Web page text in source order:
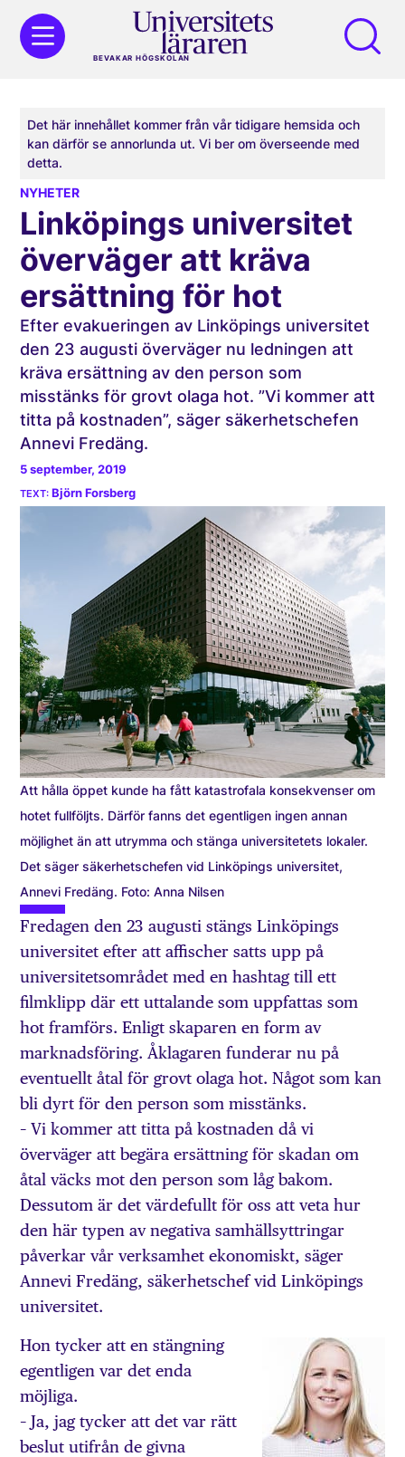
BEVAKAR HÖGSKOLAN
Det här innehållet kommer från vår tidigare hemsida och
kan därför se annorlunda ut. Vi ber om överseende med
detta.
NYHETER
Linköpings universitet
överväger att kräva
ersättning för hot
Efter evakueringen av Linköpings universitet
den 23 augusti överväger nu ledningen att
kräva ersättning av den person som
misstänks för grovt olaga hot. ”Vi kommer att
titta på kostnaden”, säger säkerhetschefen
Annevi Fredäng.
5 september, 2019
Björn Forsberg
Att hålla öppet kunde ha fått katastrofala konsekvenser om
hotet fullföljts. Därför fanns det egentligen ingen annan
möjlighet än att utrymma och stänga universitetets lokaler.
Det säger säkerhetschefen vid Linköpings universitet,
Annevi Fredäng. Foto: Anna Nilsen
Fredagen den 23 augusti stängs Linköpings
universitet efter att affischer satts upp på
universitetsområdet med en hashtag till ett
filmklipp där ett uttalande som uppfattas som
hot framförs. Enligt skaparen en form av
marknadsföring. Åklagaren funderar nu på
eventuellt åtal för grovt olaga hot. Något som kan
bli dyrt för den person som misstänks.
– Vi kommer att titta på kostnaden då vi
överväger att begära ersättning för skadan om
åtal väcks mot den person som låg bakom.
Dessutom är det värdefullt för oss att veta hur
den här typen av negativa samhällsyttringar
påverkar vår verksamhet ekonomiskt, säger
Annevi Fredäng, säkerhetschef vid Linköpings
universitet.
Hon tycker att en stängning
egentligen var det enda
möjliga.
– Ja, jag tycker att det var rätt
beslut utifrån de givna